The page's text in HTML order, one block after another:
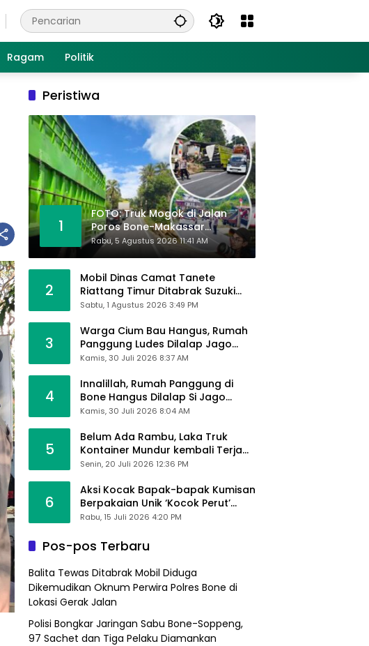
Ragam Politik
Peristiwa
1
FOTO: Truk Mogok di Jalan
Poros Bone-Makassar
Sebabkan Macet, Polisi Turun
Tangan
Rabu, 5 Agustus 2026 11:41 AM
2
Mobil Dinas Camat Tanete
Riattang Timur Ditabrak Suzuki
Ertiga, Camat Andi Habibie:
Sabtu, 1 Agustus 2026 3:49 PM
3
Warga Cium Bau Hangus, Rumah
Panggung Ludes Dilalap Jago
Merah
Kamis, 30 Juli 2026 8:37 AM
4
Innalillah, Rumah Panggung di
Bone Hangus Dilalap Si Jago
Merah
Kamis, 30 Juli 2026 8:04 AM
5
Belum Ada Rambu, Laka Truk
Kontainer Mundur kembali Terjadi
di Bypass Sumpallabbu
Senin, 20 Juli 2026 12:36 PM
6
Aksi Kocak Bapak-bapak Kumisan
Berpakaian Unik ‘Kocok Perut’
Pengunjung dan Pegawai
Sentuh Atm
Rabu, 15 Juli 2026 4:20 PM
Pos-pos Terbaru
Balita Tewas Ditabrak Mobil Diduga
Dikemudikan Oknum Perwira Polres Bone di
Lokasi Gerak Jalan
Polisi Bongkar Jaringan Sabu Bone-Soppeng,
97 Sachet dan Tiga Pelaku Diamankan